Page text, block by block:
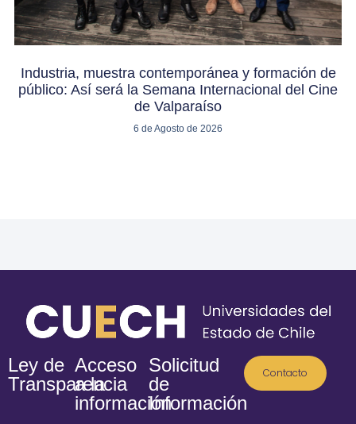
Industria, muestra contemporánea y formación de
público: Así será la Semana Internacional del Cine
de Valparaíso
6 de Agosto de 2026
Ley de
Transparencia
Acceso
a la
información
Solicitud
de
Información
Contacto